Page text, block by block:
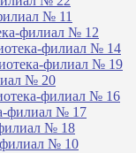
№ 11
филиал № 12
филиал № 14
филиал № 19
№ 20
филиал № 16
филиал № 17
№ 18
филиал № 10